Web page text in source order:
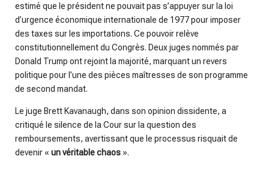
estimé que le président ne pouvait pas s’appuyer sur la loi
d’urgence économique internationale de 1977 pour imposer
des taxes sur les importations. Ce pouvoir relève
constitutionnellement du Congrès. Deux juges nommés par
Donald Trump ont rejoint la majorité, marquant un revers
politique pour l’une des pièces maîtresses de son programme
de second mandat.
Le juge Brett Kavanaugh, dans son opinion dissidente, a
critiqué le silence de la Cour sur la question des
remboursements, avertissant que le processus risquait de
devenir « un véritable chaos ».